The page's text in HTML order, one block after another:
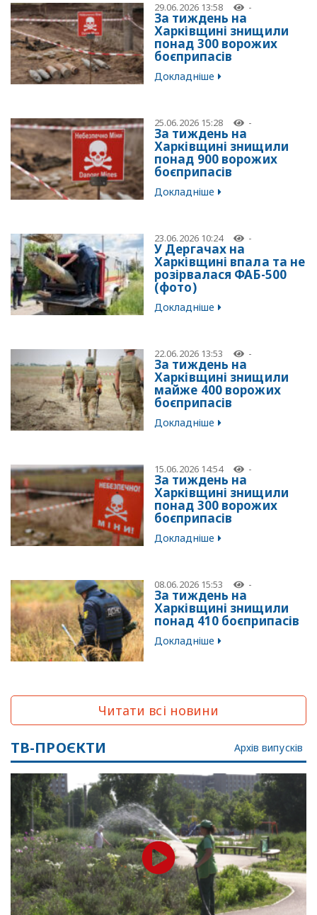
29.06.2026 13:58 -
За тиждень на
Харківщині знищили
понад 300 ворожих
боєприпасів
Докладніше
25.06.2026 15:28 -
За тиждень на
Харківщині знищили
понад 900 ворожих
боєприпасів
Докладніше
23.06.2026 10:24 -
У Дергачах на
Харківщині впала та не
розірвалася ФАБ-500
(фото)
Докладніше
22.06.2026 13:53 -
За тиждень на
Харківщині знищили
майже 400 ворожих
боєприпасів
Докладніше
15.06.2026 14:54 -
За тиждень на
Харківщині знищили
понад 300 ворожих
боєприпасів
Докладніше
08.06.2026 15:53 -
За тиждень на
Харківщині знищили
понад 410 боєприпасів
Докладніше
Читати всі новини
ТВ-ПРОЄКТИ Архів випусків